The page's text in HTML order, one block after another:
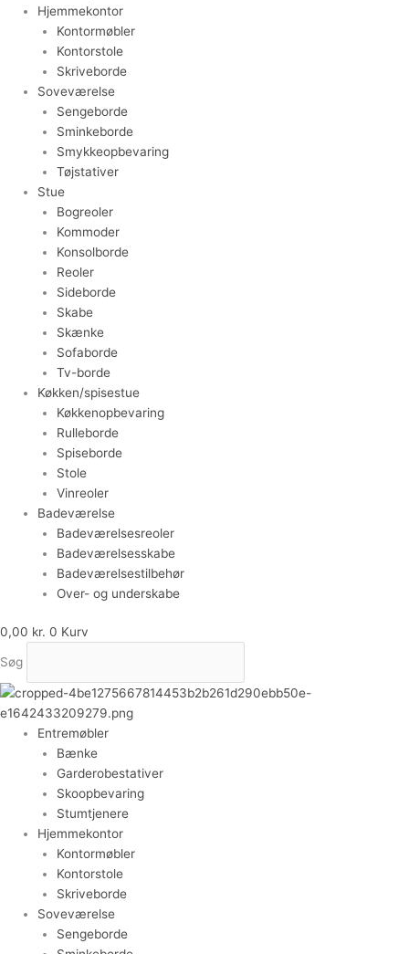
Hjemmekontor
Kontormøbler
Kontorstole
Skriveborde
Soveværelse
Sengeborde
Sminkeborde
Smykkeopbevaring
Tøjstativer
Stue
Bogreoler
Kommoder
Konsolborde
Reoler
Sideborde
Skabe
Skænke
Sofaborde
Tv-borde
Køkken/spisestue
Køkkenopbevaring
Rulleborde
Spiseborde
Stole
Vinreoler
Badeværelse
Badeværelsesreoler
Badeværelsesskabe
Badeværelsestilbehør
Over- og underskabe
0,00 kr. 0 Kurv
Søg
Entremøbler
Bænke
Garderobestativer
Skoopbevaring
Stumtjenere
Hjemmekontor
Kontormøbler
Kontorstole
Skriveborde
Soveværelse
Sengeborde